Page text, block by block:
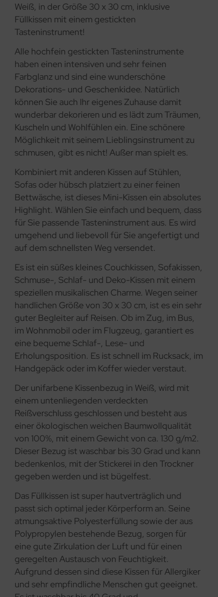
Weiß, in der Größe 30 x 30 cm, inklusive
Füllkissen mit einem gestickten
Tasteninstrument!
Alle hochfein gestickten Tasteninstrumente
haben einen intensiven und sehr feinen
Farbglanz und sind eine wunderschöne
Dekorations- und Geschenkidee. Natürlich
können Sie auch Ihr eigenes Zuhause damit
wunderbar dekorieren und es lädt zum Träumen,
Kuscheln und Wohlfühlen ein. Eine schönere
Möglichkeit mit seinem Lieblingsinstrument zu
schmusen, gibt es nicht! Außer man spielt es.
Kombiniert mit anderen Kissen auf Stühlen,
Sofas oder hübsch platziert zu einer feinen
Bettwäsche, ist dieses Mini-Kissen ein absolutes
Highlight. Wählen Sie einfach und bequem, dass
für Sie passende Tasteninstrument aus. Es wird
umgehend und liebevoll für Sie angefertigt und
auf dem schnellsten Weg versendet.
Es ist ein süßes kleines Couchkissen, Sofakissen,
Schmuse-, Schlaf- und Deko-Kissen mit einem
speziellen musikalischen Charme. Wegen seiner
handlichen Größe von 30 x 30 cm, ist es ein sehr
guter Begleiter auf Reisen. Ob im Zug, im Bus,
im Wohnmobil oder im Flugzeug, garantiert es
eine bequeme Schlaf-, Lese- und
Erholungsposition. Es ist schnell im Rucksack, im
Handgepäck oder im Koffer wieder verstaut.
Der unifarbene Kissenbezug in Weiß, wird mit
einem untenliegenden verdeckten
Reißverschluss geschlossen und besteht aus
einer ökologischen weichen Baumwollqualität
von 100%, mit einem Gewicht von ca. 130 g/m2.
Dieser Bezug ist waschbar bis 30 Grad und kann
bedenkenlos, mit der Stickerei in den Trockner
gegeben werden und ist bügelfest.
Das Füllkissen ist super hautverträglich und
passt sich optimal jeder Körperform an. Seine
atmungsaktive Polyesterfüllung sowie der aus
Polypropylen bestehende Bezug, sorgen für
eine gute Zirkulation der Luft und für einen
geregelten Austausch von Feuchtigkeit.
Aufgrund dessen sind diese Kissen für Allergiker
und sehr empfindliche Menschen gut geeignet.